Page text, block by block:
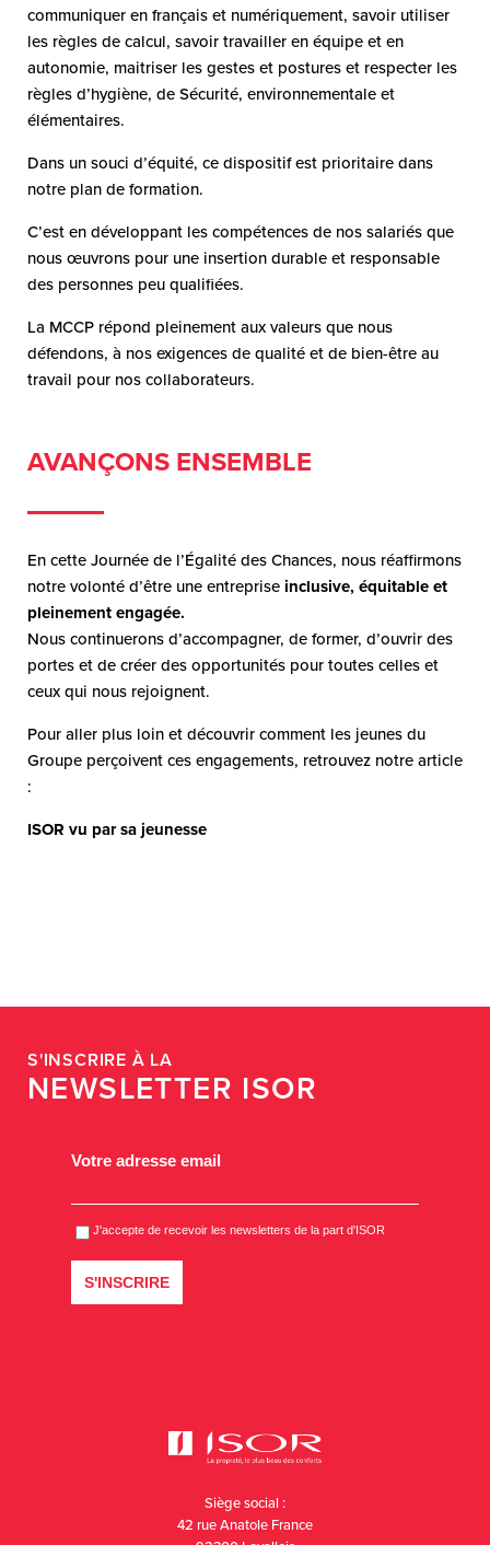
communiquer en français et numériquement, savoir utiliser
les règles de calcul, savoir travailler en équipe et en
autonomie, maitriser les gestes et postures et respecter les
règles d’hygiène, de Sécurité, environnementale et
élémentaires.
Dans un souci d’équité, ce dispositif est prioritaire dans
notre plan de formation.
C’est en développant les compétences de nos salariés que
nous œuvrons pour une insertion durable et responsable
des personnes peu qualifiées.
La MCCP répond pleinement aux valeurs que nous
défendons, à nos exigences de qualité et de bien-être au
travail pour nos collaborateurs.
AVANÇONS ENSEMBLE
En cette Journée de l’Égalité des Chances, nous réaffirmons
notre volonté d’être une entreprise inclusive, équitable et
pleinement engagée.
Nous continuerons d’accompagner, de former, d’ouvrir des
portes et de créer des opportunités pour toutes celles et
ceux qui nous rejoignent.
Pour aller plus loin et découvrir comment les jeunes du
Groupe perçoivent ces engagements, retrouvez notre article
:
ISOR vu par sa jeunesse
S'INSCRIRE À LA
NEWSLETTER ISOR
Siège social :
42 rue Anatole France